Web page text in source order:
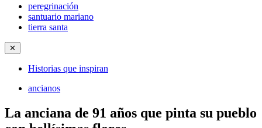
peregrinación
santuario mariano
tierra santa
✕
Historias que inspiran
ancianos
La anciana de 91 años que pinta su pueblo